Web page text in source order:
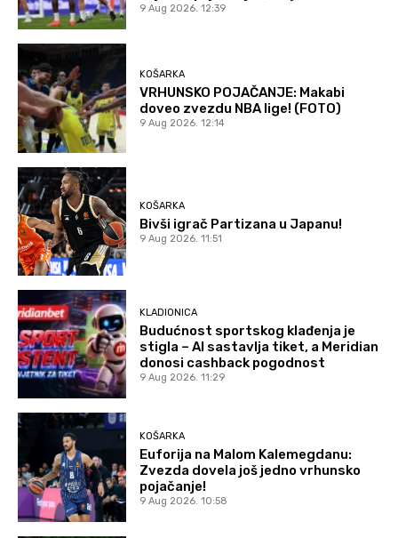
9 Aug 2026. 12:39
KOŠARKA
VRHUNSKO POJAČANJE: Makabi
doveo zvezdu NBA lige! (FOTO)
9 Aug 2026. 12:14
KOŠARKA
Bivši igrač Partizana u Japanu!
9 Aug 2026. 11:51
KLADIONICA
Budućnost sportskog klađenja je
stigla – AI sastavlja tiket, a Meridian
donosi cashback pogodnost
9 Aug 2026. 11:29
KOŠARKA
Euforija na Malom Kalemegdanu:
Zvezda dovela još jedno vrhunsko
pojačanje!
9 Aug 2026. 10:58